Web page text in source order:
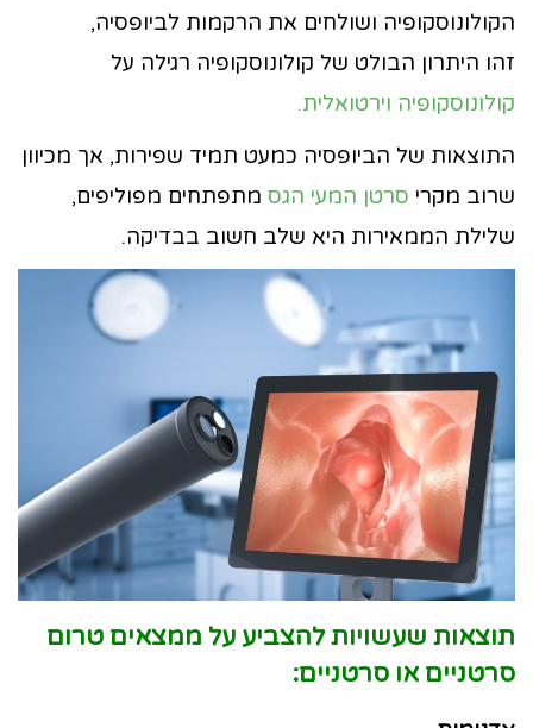
הקולונוסקופיה ושולחים את הרקמות לביופסיה,
זהו היתרון הבולט של קולונוסקופיה רגילה על
קולונוסקופיה וירטואלית.
התוצאות של הביופסיה כמעט תמיד שפירות, אך מכיוון
שרוב מקרי סרטן המעי הגס מתפתחים מפוליפים,
שלילת הממאירות היא שלב חשוב בבדיקה.
תוצאות שעשויות להצביע על ממצאים טרום
סרטניים או סרטניים: